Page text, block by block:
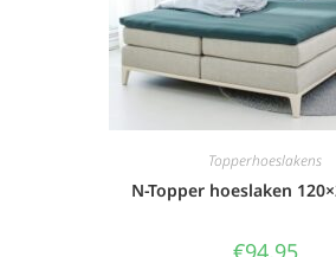
Topperhoeslakens
N-Topper hoeslaken
€94,95